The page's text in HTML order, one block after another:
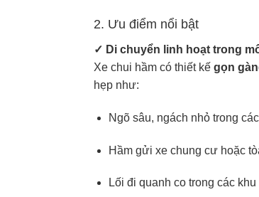
2. Ưu điểm nổi bật
✓ Di chuyển linh hoạt trong
Xe chui hầm có thiết kế gọn
hẹp như:
Ngõ sâu, ngách nhỏ trong
Hầm gửi xe chung cư hoặc
Lối đi quanh co trong các